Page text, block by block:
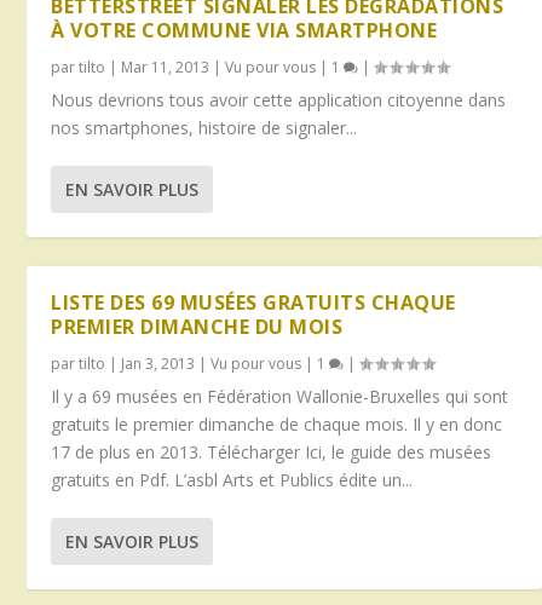
BETTERSTREET SIGNALER LES DÉGRADATIONS
À VOTRE COMMUNE VIA SMARTPHONE
partilto Mar 11, 2013 |Vu pour vous 1 |
Nous devrions tous avoir cette application citoyenne dans
nos smartphones, histoire de signaler...
EN SAVOIR PLUS
LISTE DES 69 MUSÉES GRATUITS CHAQUE
PREMIER DIMANCHE DU MOIS
partilto Jan 3, 2013 |Vu pour vous 1 |
Il y a 69 musées en Fédération Wallonie-Bruxelles qui sont
gratuits le premier dimanche de chaque mois. Il y en donc
17 de plus en 2013. Télécharger Ici, le guide des musées
gratuits en Pdf. L’asbl Arts et Publics édite un...
EN SAVOIR PLUS